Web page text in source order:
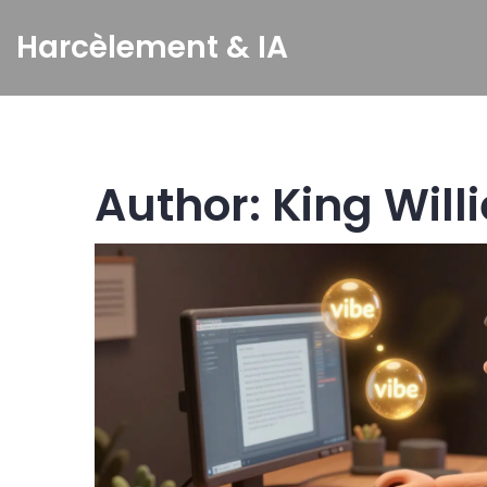
Harcèlement & IA
Author: King